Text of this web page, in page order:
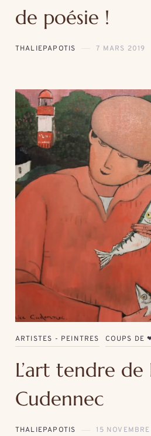
de poésie !
THALIEPAPOTIS 7 MARS 2019
ARTISTES - PEINTRES COUPS DE
L’art tendre de
Cudennec
THALIEPAPOTIS 15